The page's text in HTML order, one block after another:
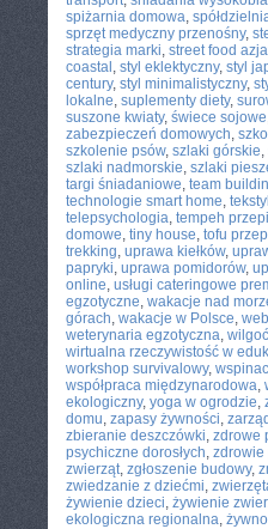
spiżarnia domowa,
sprzęt medyczny przenośny,
strategia marki, street food
coastal , styl eklektyczny, styl
century, styl minimalistyczny,
lokalne, suplementy diety,
suszone kwiaty, świece sojowe
zabezpieczeń domowych,
szkolenie psów, szlaki górskie,
szlaki nadmorskie, szlaki
targi śniadaniowe, team
technologie smart home,
telepsychologia, tempeh
domowe, tiny house, tofu
trekking, uprawa kiełków,
papryki, uprawa pomidorów,
online, usługi cateringowe
egzotyczne, wakacje nad
górach, wakacje w Polsce,
weterynaria egzotyczna,
wirtualna rzeczywistość w
workshop survivalowy,
współpraca międzynarodowa,
ekologiczny, yoga w ogrodzie,
domu, zapasy żywności,
zbieranie deszczówki, zdrowe
psychiczne dorosłych, zdrowie
zwierząt, zgłoszenie budowy,
zwiedzanie z dziećmi,
żywienie dzieci, żywienie
ekologiczna regionalna,